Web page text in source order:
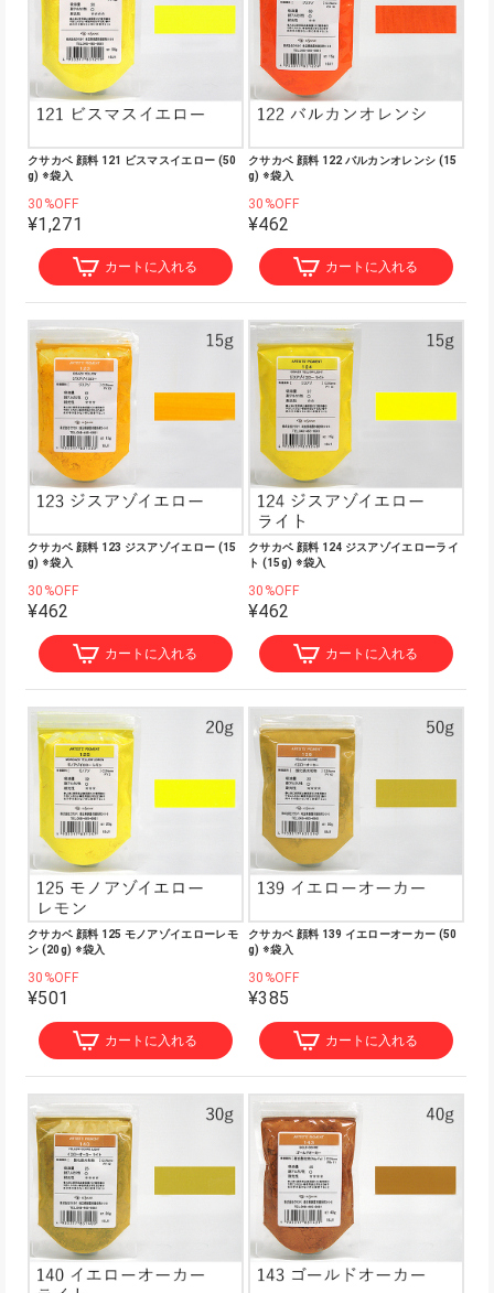
クサカベ 顔料 121 ビスマスイエロー (50
g) ※袋入
30%OFF
¥1,271
カートに入れる
クサカベ 顔料 122 バルカンオレンシ (15
g) ※袋入
30%OFF
¥462
カートに入れる
クサカベ 顔料 123 ジスアゾイエロー (15
g) ※袋入
30%OFF
¥462
カートに入れる
クサカベ 顔料 124 ジスアゾイエローライ
ト (15g) ※袋入
30%OFF
¥462
カートに入れる
クサカベ 顔料 125 モノアゾイエローレモ
ン (20g) ※袋入
30%OFF
¥501
カートに入れる
クサカベ 顔料 139 イエローオーカー (50
g) ※袋入
30%OFF
¥385
カートに入れる